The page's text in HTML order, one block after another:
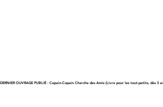
DERNIER OUVRAGE PUBLIÉ : Copain-Copain Cherche des Amis (Livre pour les tout-petits, dès 3